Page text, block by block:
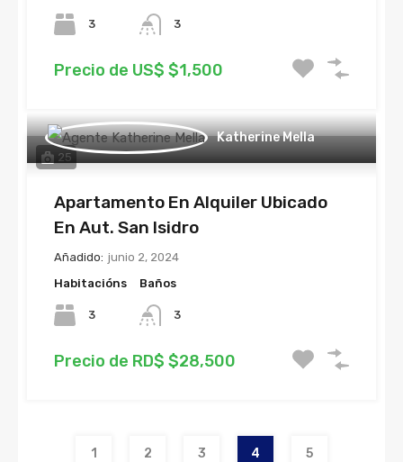
3 3
Precio de US$ $1,500
25
Katherine Mella
Apartamento En Alquiler Ubicado
En Aut. San Isidro
Añadido: junio 2, 2024
Habitacións
3
Baños
3
Precio de RD$ $28,500
1 2 3 4 5